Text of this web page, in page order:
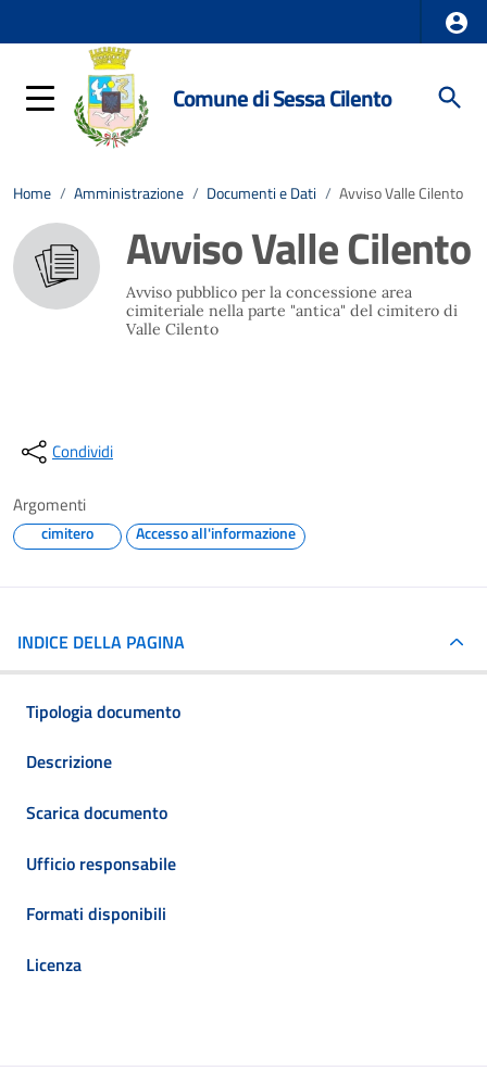
Comune di Sessa Cilento
Home / Amministrazione / Documenti e Dati / Avviso Valle Cilento
Avviso Valle Cilento
Avviso pubblico per la concessione area
cimiteriale nella parte "antica" del cimitero di
Valle Cilento
Condividi
Argomenti
cimitero Accesso all'informazione
INDICE DELLA PAGINA
Tipologia documento
Descrizione
Scarica documento
Ufficio responsabile
Formati disponibili
Licenza